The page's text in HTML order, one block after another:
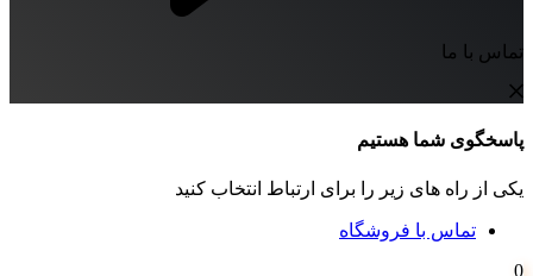
تماس با ما
پاسخگوی شما هستیم
یکی از راه های زیر را برای ارتباط انتخاب کنید
تماس با فروشگاه
0